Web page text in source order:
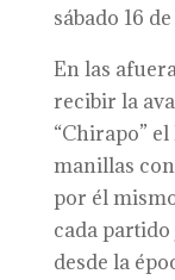
sábado 16
En las
recibir la
“Chirapo”
manillas
por él
cada
desde la